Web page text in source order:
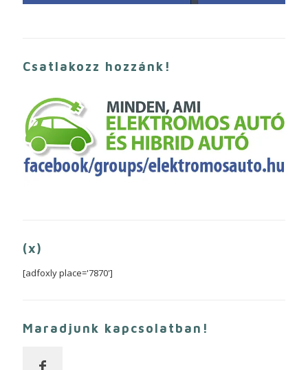
Csatlakozz hozzánk!
(x)
[adfoxly place='7870']
Maradjunk kapcsolatban!